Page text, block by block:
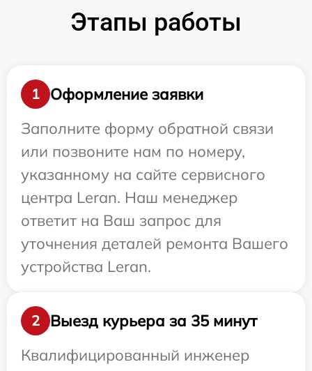
Этапы работы
1
Оформление заявки
Заполните форму обратной связи
или позвоните нам по номеру,
указанному на сайте сервисного
центра Leran. Наш менеджер
ответит на Ваш запрос для
уточнения деталей ремонта Вашего
устройства Leran.
2
Выезд курьера за 35 минут
Квалифицированный инженер